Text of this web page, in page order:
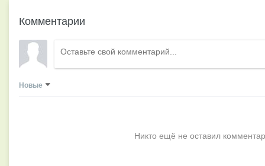
Комментарии
Новые
Никто ещё не оставил